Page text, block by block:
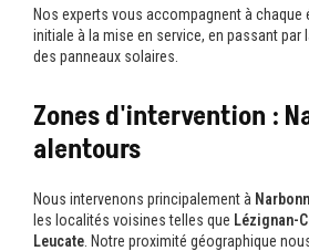
Nos experts vous accompagnent à chaque
initiale à la mise en service, en passant par
des panneaux solaires.
Zones d'intervention :
alentours
Nous intervenons principalement à
les localités voisines telles que Lézignan-
Leucate . Notre proximité géographique